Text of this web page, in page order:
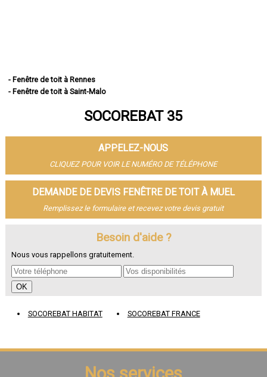
- Fenêtre de toit à Rennes
- Fenêtre de toit à Saint-Malo
- Fenêtre de toit à Vitré
- Fenêtre de toit à Cesson-Sévigné
- Fenêtre de toit à Betton
- Fenêtre de toit à Saint-Jacques-de-la-Lande
- Fenêtre de toit à Redon
- Fenêtre de toit à Pacé
- Fenêtre de toit à Saint-Grégoire
- Fenêtre de toit à Le Rheu
- Fenêtre de toit à Bain-de-Bretagne
- Fenêtre de toit à Guichen
- Fenêtre de toit à Mordelles
- Fenêtre de toit à Chartres-de-Bretagne
- Fenêtre de toit à Montfort-sur-Meu
- Fenêtre de toit à Acigné
SOCOREBAT 35
APPELEZ-NOUS
CLIQUEZ POUR VOIR LE NUMÉRO DE TÉLÉPHONE
DEMANDE DE DEVIS FENÊTRE DE TOIT À MUEL
Remplissez le formulaire et recevez votre devis gratuit
Besoin d'aide ?
Nous vous rappellons gratuitement.
SOCOREBAT HABITAT SOCOREBAT FRANCE